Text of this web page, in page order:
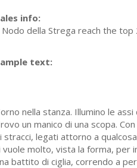
info:
Nodo della Strega reach the
text:
nella stanza. Illumino le
un manico di una scopa.
stracci, legati attorno a
vuole molto, vista la forma, per
battito di ciglia, correndo a